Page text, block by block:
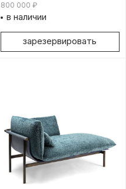
800 000 ₽
в наличии
зарезервировать